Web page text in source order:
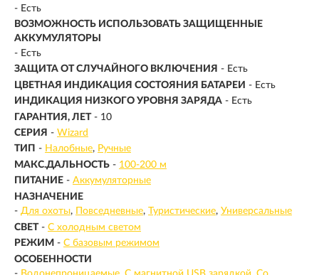
- Есть
ВОЗМОЖНОСТЬ ИСПОЛЬЗОВАТЬ ЗАЩИЩЕННЫЕ
АККУМУЛЯТОРЫ
- Есть
ЗАЩИТА ОТ СЛУЧАЙНОГО ВКЛЮЧЕНИЯ - Есть
ЦВЕТНАЯ ИНДИКАЦИЯ СОСТОЯНИЯ БАТАРЕИ - Есть
ИНДИКАЦИЯ НИЗКОГО УРОВНЯ ЗАРЯДА - Есть
ГАРАНТИЯ, ЛЕТ - 10
СЕРИЯ - Wizard
ТИП - Налобные
Ручные
МАКС.ДАЛЬНОСТЬ - 100-200 м
ПИТАНИЕ - Аккумуляторные
НАЗНАЧЕНИЕ
- Для охоты Повседневные Туристические Универсальные
СВЕТ - С холодным светом
РЕЖИМ - С базовым режимом
ОСОБЕННОСТИ